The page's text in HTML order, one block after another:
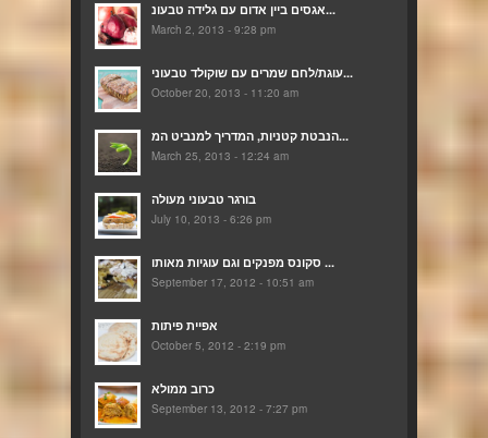
אגסים ביין אדום עם גלידה טבעונ...
March 2, 2013 - 9:28 pm
עוגת/לחם שמרים עם שוקולד טבעוני...
October 20, 2013 - 11:20 am
הנבטת קטניות, המדריך למנביט המ...
March 25, 2013 - 12:24 am
בורגר טבעוני מעולה
July 10, 2013 - 6:26 pm
סקונס מפנקים וגם עוגיות מאותו ...
September 17, 2012 - 10:51 am
אפיית פיתות
October 5, 2012 - 2:19 pm
כרוב ממולא
September 13, 2012 - 7:27 pm